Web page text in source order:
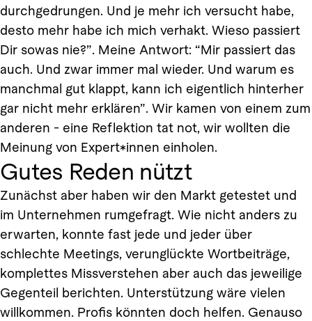
durchgedrungen. Und je mehr ich versucht habe,
desto mehr habe ich mich verhakt. Wieso passiert
Dir sowas nie?”. Meine Antwort: “Mir passiert das
auch. Und zwar immer mal wieder. Und warum es
manchmal gut klappt, kann ich eigentlich hinterher
gar nicht mehr erklären”. Wir kamen von einem zum
anderen - eine Reflektion tat not, wir wollten die
Meinung von Expert*innen einholen.
Gutes Reden nützt
Zunächst aber haben wir den Markt getestet und
im Unternehmen rumgefragt. Wie nicht anders zu
erwarten, konnte fast jede und jeder über
schlechte Meetings, verunglückte Wortbeiträge,
komplettes Missverstehen aber auch das jeweilige
Gegenteil berichten. Unterstützung wäre vielen
willkommen. Profis könnten doch helfen. Genauso